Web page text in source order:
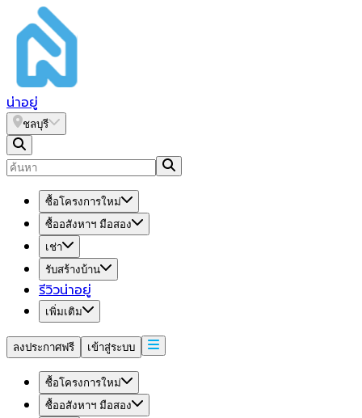
น่าอยู่
ชลบุรี
ซื้อโครงการใหม่
ซื้ออสังหาฯ มือสอง
เช่า
รับสร้างบ้าน
รีวิวน่าอยู่
เพิ่มเติม
ลงประกาศฟรี เข้าสู่ระบบ
ซื้อโครงการใหม่
ซื้ออสังหาฯ มือสอง